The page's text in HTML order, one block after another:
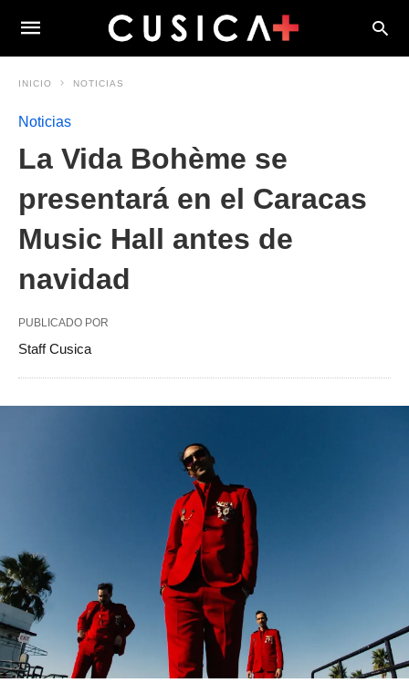
INICIO NOTICIAS
Noticias
La Vida Bohème se
presentará en el Caracas
Music Hall antes de
navidad
PUBLICADO POR
Staff Cusica